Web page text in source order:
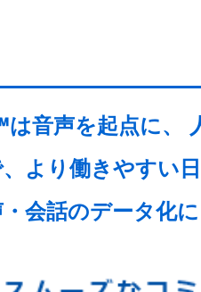
音声を起点に、
より働きやすい
会話のデータ化